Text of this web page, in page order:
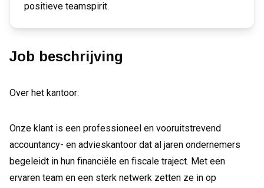
positieve teamspirit.
Job beschrijving
Over het kantoor:
Onze klant is een professioneel en vooruitstrevend
accountancy- en advieskantoor dat al jaren ondernemers
begeleidt in hun financiële en fiscale traject. Met een
ervaren team en een sterk netwerk zetten ze in op